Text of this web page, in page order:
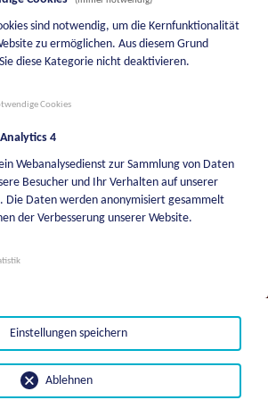
Bauhof
Tierkörperverwertung
Liegenschaftsverwaltung
sind notwendig, um die Kernfunktionalität
zu ermöglichen. Aus diesem Grund
diese Kategorie nicht deaktivieren.
Cookies
4
Webanalysedienst zur Sammlung von Daten
Besucher und Ihr Verhalten auf unserer
Die Daten werden anonymisiert gesammelt
der Verbesserung unserer Website.
Ablehnen
Einstellungen speichern